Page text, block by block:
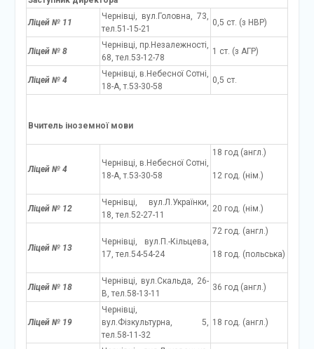
Ліцей № 11
Чернівці, вул.Головна, 73,
тел.51-15-21
0,5 ст. (з НВР)
Ліцей № 8
Чернівці, пр.Незалежності,
68, тел.53-12-78
1 ст. (з АГР)
Ліцей № 4
Чернівці, в.Небесної Сотні,
18-А, т.53-30-58
0,5 ст.
Вчитель іноземної мови
Ліцей № 4
Чернівці, в.Небесної Сотні,
18-А, т.53-30-58
18 год (англ.)
12 год. (нім.)
Ліцей № 12
Чернівці, вул.Л.Українки,
18, тел.52-27-11
20 год. (нім.)
Ліцей № 13
Чернівці, вул.П.-Кільцева,
17, тел.54-54-24
72 год. (англ.)
18 год. (польська)
Ліцей № 18
Чернівці, вул.Скальда, 26-
В, тел.58-13-11
36 год (англ.)
Ліцей № 19
Чернівці,
вул.Фізкультурна, 5,
тел.58-11-32
18 год. (англ.)